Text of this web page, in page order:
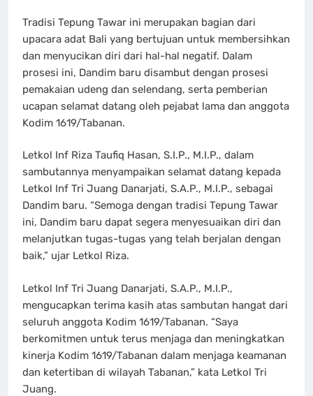
Tradisi Tepung Tawar ini merupakan bagian dari
upacara adat Bali yang bertujuan untuk membersihkan
dan menyucikan diri dari hal-hal negatif. Dalam
prosesi ini, Dandim baru disambut dengan prosesi
pemakaian udeng dan selendang, serta pemberian
ucapan selamat datang oleh pejabat lama dan anggota
Kodim 1619/Tabanan.
Letkol Inf Riza Taufiq Hasan, S.I.P., M.I.P., dalam
sambutannya menyampaikan selamat datang kepada
Letkol Inf Tri Juang Danarjati, S.A.P., M.I.P., sebagai
Dandim baru. “Semoga dengan tradisi Tepung Tawar
ini, Dandim baru dapat segera menyesuaikan diri dan
melanjutkan tugas-tugas yang telah berjalan dengan
baik,” ujar Letkol Riza.
Letkol Inf Tri Juang Danarjati, S.A.P., M.I.P.,
mengucapkan terima kasih atas sambutan hangat dari
seluruh anggota Kodim 1619/Tabanan. “Saya
berkomitmen untuk terus menjaga dan meningkatkan
kinerja Kodim 1619/Tabanan dalam menjaga keamanan
dan ketertiban di wilayah Tabanan,” kata Letkol Tri
Juang.